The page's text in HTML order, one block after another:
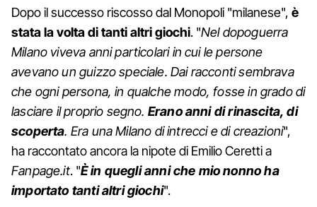
Dopo il successo riscosso dal Monopoli "milanese", è
stata la volta di tanti altri giochi. "Nel dopoguerra
Milano viveva anni particolari in cui le persone
avevano un guizzo speciale. Dai racconti sembrava
che ogni persona, in qualche modo, fosse in grado di
lasciare il proprio segno. Erano anni di rinascita, di
scoperta. Era una Milano di intrecci e di creazioni",
ha raccontato ancora la nipote di Emilio Ceretti a
Fanpage.it. "È in quegli anni che mio nonno ha
importato tanti altri giochi".